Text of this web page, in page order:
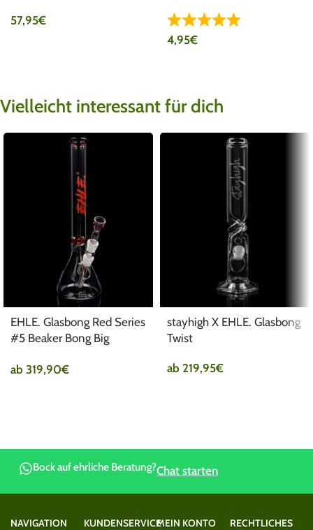
57,95€
4,95€
Vielleicht interessant für dich
EHLE. Glasbong Red Series
#5 Beaker Bong Big
ab 319,90€
stayhigh X EHLE. Glasbong
Twist
ab 219,95€
Bock auf ehrliche Beratung?Chat starten
NAVIGATION
KUNDENSERVICEMEIN KONTO
RECHTLICHES